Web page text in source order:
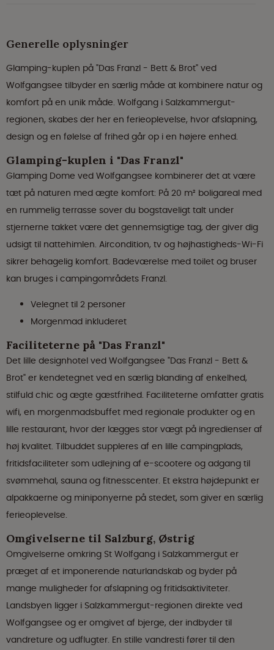
Generelle oplysninger
Glamping-kuplen på "Das Franzl - Bett & Brot" ved
Wolfgangsee tilbyder en særlig måde at kombinere natur og
komfort på en unik måde. Wolfgang i Salzkammergut-
regionen, skabes der her en ferieoplevelse, hvor afslapning,
design og en følelse af frihed går op i en højere enhed.
Glamping-kuplen i "Das Franzl"
Glamping Dome ved Wolfgangsee kombinerer det at være
tæt på naturen med ægte komfort: På 20 m² boligareal med
en rummelig terrasse sover du bogstaveligt talt under
stjernerne takket være det gennemsigtige tag, der giver dig
udsigt til nattehimlen. Aircondition, tv og højhastigheds-Wi-Fi
sikrer behagelig komfort. Badeværelse med toilet og bruser
kan bruges i campingområdets Franzl.
Velegnet til 2 personer
Morgenmad inkluderet
Faciliteterne på "Das Franzl"
Det lille designhotel ved Wolfgangsee "Das Franzl - Bett &
Brot" er kendetegnet ved en særlig blanding af enkelhed,
stilfuld chic og ægte gæstfrihed. Faciliteterne omfatter gratis
wifi, en morgenmadsbuffet med regionale produkter og en
lille restaurant, hvor der lægges stor vægt på ingredienser af
høj kvalitet. Tilbuddet suppleres af en lille campingplads,
fritidsfaciliteter som udlejning af e-scootere og adgang til
svømmehal, sauna og fitnesscenter. Et ekstra højdepunkt er
alpakkaerne og miniponyerne på stedet, som giver en særlig
ferieoplevelse.
Omgivelserne til Salzburg, Østrig
Omgivelserne omkring St Wolfgang i Salzkammergut er
præget af et imponerende naturlandskab og byder på
mange muligheder for afslapning og fritidsaktiviteter.
Landsbyen ligger i Salzkammergut-regionen direkte ved
Wolfgangsee og er omgivet af bjerge, der indbyder til
vandreture og udflugter. En stille vandresti fører til den